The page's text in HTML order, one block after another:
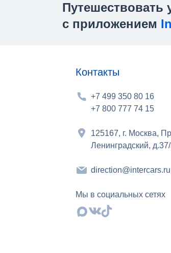
Путешествовать
с приложением
Контакты
+7 499 350 80 16
+7 800 777 74 15
125167, г. Москва,
Ленинградский,
direction@intercars.ru
Мы в социальных сетях